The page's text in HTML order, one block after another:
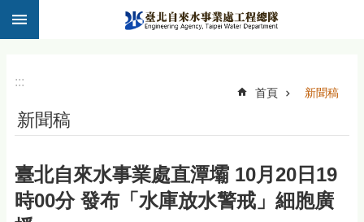
跳到主要內容區塊
:::
首頁 新聞稿
新聞稿
臺北自來水事業處直潭壩 10月20日19
時00分 發布「水庫放水警戒」細胞廣